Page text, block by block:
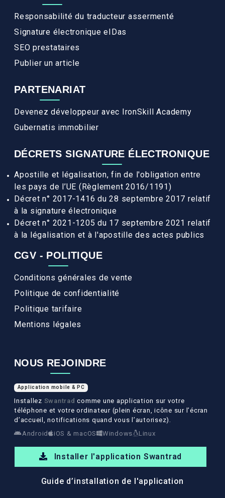
Responsabilité du traducteur assermenté
Signature électronique eIDas
SEO prestataires
Publier un article
PARTENARIAT
Devenez développeur avec IronSkill Academy
Gubernatis immobilier
DÉCRETS SIGNATURE ÉLECTRONIQUE
Apostille et légalisation, fin de l'obligation entre
les pays de l’UE (Règlement 2016/1191)
Décret n° 2017-1416 du 28 septembre 2017 relatif
à la signature électronique
Décret n° 2021-1205 du 17 septembre 2021 relatif
à la légalisation et à l'apostille des actes publics
CGV - POLITIQUE
Conditions générales de vente
Politique de confidentialité
Politique tarifaire
Mentions légales
NOUS REJOINDRE
Application mobile & PC
Installez Swantrad comme une application sur votre
téléphone et votre ordinateur (plein écran, icône sur l’écran
d’accueil, notifications quand vous l’autorisez).
Android
iOS & macOS Windows Linux
Installer l'application Swantrad
Guide d’installation de l'application